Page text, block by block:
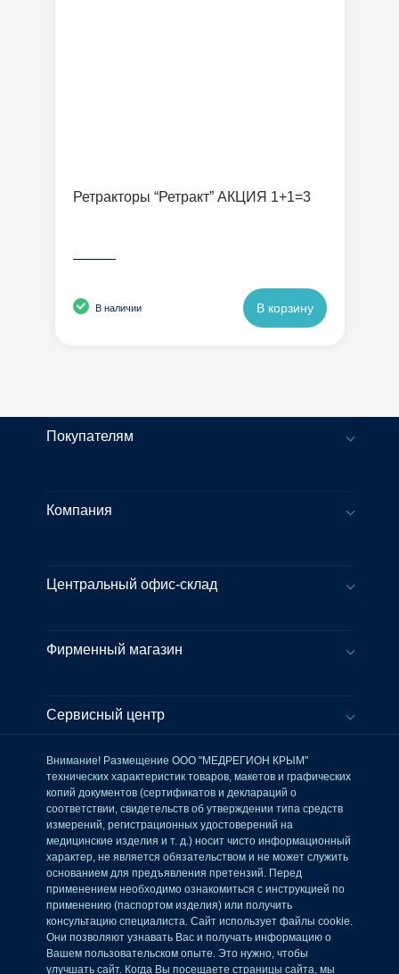
Ретракторы “Ретракт” АКЦИЯ 1+1=3
———
В наличии В корзину
Покупателям
Компания
Центральный офис-склад
Фирменный магазин
Сервисный центр
Внимание! Размещение ООО "МЕДРЕГИОН КРЫМ"
технических характеристик товаров, макетов и графических
копий документов (сертификатов и деклараций о
соответствии, свидетельств об утверждении типа средств
измерений, регистрационных удостоверений на
медицинские изделия и т. д.) носит чисто информационный
характер, не является обязательством и не может служить
основанием для предъявления претензий. Перед
применением необходимо ознакомиться с инструкцией по
применению (паспортом изделия) или получить
консультацию специалиста. Сайт использует файлы cookie.
Они позволяют узнавать Вас и получать информацию о
Вашем пользовательском опыте. Это нужно, чтобы
улучшать сайт. Когда Вы посещаете страницы сайта, мы